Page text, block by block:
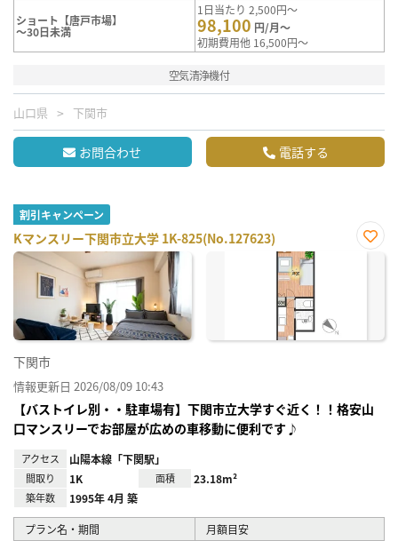
ショート【唐戸市場】
～30日未満
1日当たり 2,500円～
98,100 円/月～
初期費用他 16,500円～
空気清浄機付
山口県 下関市
お問合わせ 電話する
割引キャンペーン
Kマンスリー下関市立大学 1K-825(No.127623)
お気
下関市
情報更新日 2026/08/09 10:43
【バストイレ別・・駐車場有】下関市立大学すぐ近く！！格安山
口マンスリーでお部屋が広めの車移動に便利です♪
アクセス 山陽本線「下関駅」
間取り 1K 面積 23.18m²
築年数 1995年 4月 築
プラン名・期間 月額目安